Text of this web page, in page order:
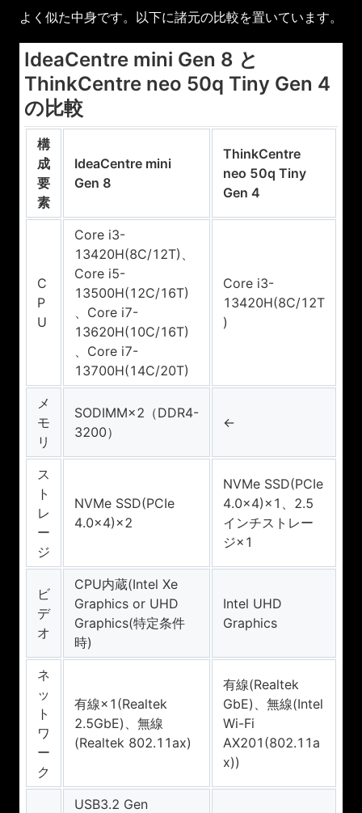
よく似た中身です。以下に諸元の比較を置いています。
IdeaCentre mini Gen 8 と
ThinkCentre neo 50q Tiny Gen 4
の比較
構
成
要
素
IdeaCentre mini
Gen 8
ThinkCentre
neo 50q Tiny
Gen 4
C
P
U
Core i3-
13420H(8C/12T)、
Core i5-
13500H(12C/16T)
、Core i7-
13620H(10C/16T)
、Core i7-
13700H(14C/20T)
Core i3-
13420H(8C/12T
)
メ
モ
リ
SODIMM×2（DDR4-
3200）
←
ス
ト
レ
ー
ジ
NVMe SSD(PCIe
4.0×4)×2
NVMe SSD(PCIe
4.0×4)×1、2.5
インチストレー
ジ×1
ビ
デ
オ
CPU内蔵(Intel Xe
Graphics or UHD
Graphics(特定条件
時)
Intel UHD
Graphics
ネ
ッ
ト
ワ
ー
ク
有線×1(Realtek
2.5GbE)、無線
(Realtek 802.11ax)
有線(Realtek
GbE)、無線(Intel
Wi-Fi
AX201(802.11a
x))
USB3.2 Gen